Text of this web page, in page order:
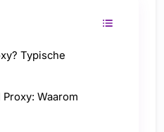
Typische
Waarom